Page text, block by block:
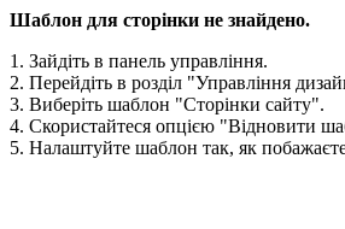
Шаблон для сторінки не знайдено.
1. Зайдіть в панель управління.
2. Перейдіть в розділ "Управління
3. Виберіть шаблон "Сторінки сайту".
4. Скористайтеся опцією "Відновити
5. Налаштуйте шаблон так, як